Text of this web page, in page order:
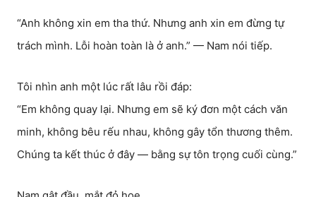
“Anh không xin em tha thứ. Nhưng anh xin em đừng tự
trách mình. Lỗi hoàn toàn là ở anh.” — Nam nói tiếp.
Tôi nhìn anh một lúc rất lâu rồi đáp:
“Em không quay lại. Nhưng em sẽ ký đơn một cách văn
minh, không bêu rếu nhau, không gây tổn thương thêm.
Chúng ta kết thúc ở đây — bằng sự tôn trọng cuối cùng.”